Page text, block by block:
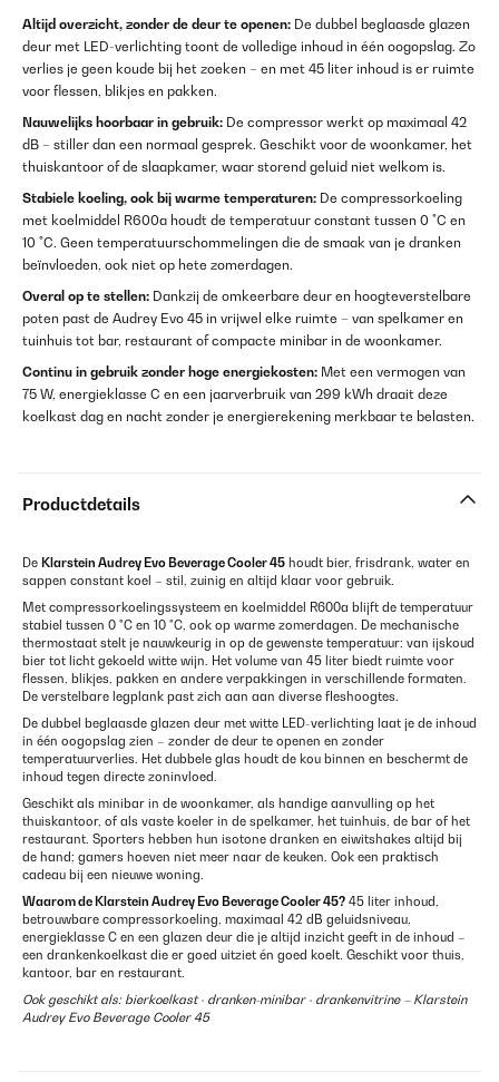
Altijd overzicht, zonder de deur te openen: De dubbel beglaasde glazen
deur met LED-verlichting toont de volledige inhoud in één oogopslag. Zo
verlies je geen koude bij het zoeken – en met 45 liter inhoud is er ruimte
voor flessen, blikjes en pakken.
Nauwelijks hoorbaar in gebruik: De compressor werkt op maximaal 42
dB – stiller dan een normaal gesprek. Geschikt voor de woonkamer, het
thuiskantoor of de slaapkamer, waar storend geluid niet welkom is.
Stabiele koeling, ook bij warme temperaturen: De compressorkoeling
met koelmiddel R600a houdt de temperatuur constant tussen 0 °C en
10 °C. Geen temperatuurschommelingen die de smaak van je dranken
beïnvloeden, ook niet op hete zomerdagen.
Overal op te stellen: Dankzij de omkeerbare deur en hoogteverstelbare
poten past de Audrey Evo 45 in vrijwel elke ruimte – van spelkamer en
tuinhuis tot bar, restaurant of compacte minibar in de woonkamer.
Continu in gebruik zonder hoge energiekosten: Met een vermogen van
75 W, energieklasse C en een jaarverbruik van 299 kWh draait deze
koelkast dag en nacht zonder je energierekening merkbaar te belasten.
Productdetails
De Klarstein Audrey Evo Beverage Cooler 45 houdt bier, frisdrank, water en
sappen constant koel – stil, zuinig en altijd klaar voor gebruik.
Met compressorkoelingssysteem en koelmiddel R600a blijft de temperatuur
stabiel tussen 0 °C en 10 °C, ook op warme zomerdagen. De mechanische
thermostaat stelt je nauwkeurig in op de gewenste temperatuur: van ijskoud
bier tot licht gekoeld witte wijn. Het volume van 45 liter biedt ruimte voor
flessen, blikjes, pakken en andere verpakkingen in verschillende formaten.
De verstelbare legplank past zich aan aan diverse fleshoogtes.
De dubbel beglaasde glazen deur met witte LED-verlichting laat je de inhoud
in één oogopslag zien – zonder de deur te openen en zonder
temperatuurverlies. Het dubbele glas houdt de kou binnen en beschermt de
inhoud tegen directe zoninvloed.
Geschikt als minibar in de woonkamer, als handige aanvulling op het
thuiskantoor, of als vaste koeler in de spelkamer, het tuinhuis, de bar of het
restaurant. Sporters hebben hun isotone dranken en eiwitshakes altijd bij
de hand; gamers hoeven niet meer naar de keuken. Ook een praktisch
cadeau bij een nieuwe woning.
Waarom de Klarstein Audrey Evo Beverage Cooler 45? 45 liter inhoud,
betrouwbare compressorkoeling, maximaal 42 dB geluidsniveau,
energieklasse C en een glazen deur die je altijd inzicht geeft in de inhoud –
een drankenkoelkast die er goed uitziet én goed koelt. Geschikt voor thuis,
kantoor, bar en restaurant.
Ook geschikt als: bierkoelkast · dranken-minibar · drankenvitrine – Klarstein
Audrey Evo Beverage Cooler 45